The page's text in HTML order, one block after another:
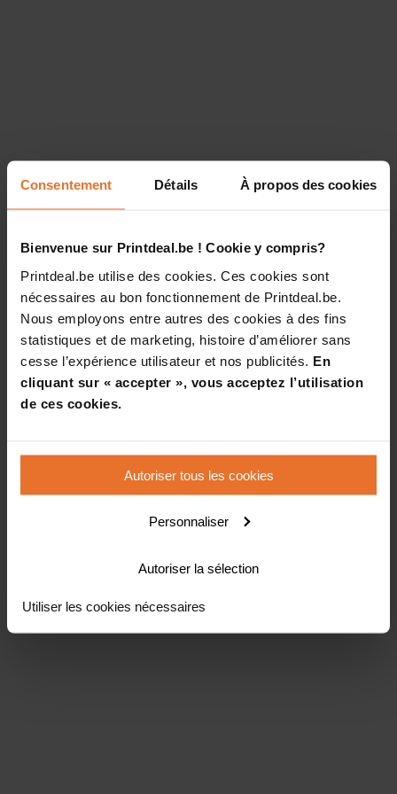
Consentement Détails À propos des cookies
Bienvenue sur Printdeal.be ! Cookie y compris?
Printdeal.be utilise des cookies. Ces cookies sont
nécessaires au bon fonctionnement de Printdeal.be.
Nous employons entre autres des cookies à des fins
statistiques et de marketing, histoire d’améliorer sans
cesse l’expérience utilisateur et nos publicités. En
cliquant sur « accepter », vous acceptez l’utilisation
de ces cookies.
Autoriser tous les cookies
Personnaliser
Autoriser la sélection
Utiliser les cookies nécessaires